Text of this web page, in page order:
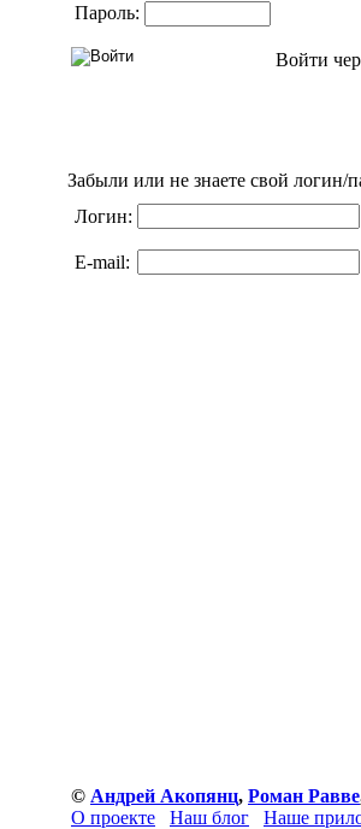
Пароль:
Войти
Забыли или не знаете свой логин/
Логин:
E-mail:
© Андрей Акопянц, Роман Равве
О проекте
Наш блог Наше